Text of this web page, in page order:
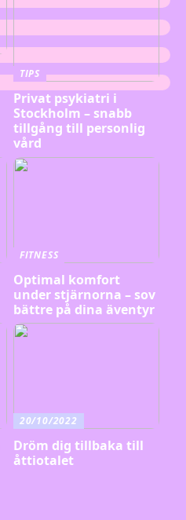
TIPS
Privat psykiatri i
Stockholm – snabb
tillgång till personlig
vård
FITNESS
Optimal komfort
under stjärnorna – sov
bättre på dina äventyr
20/10/2022
Dröm dig tillbaka till
åttiotalet